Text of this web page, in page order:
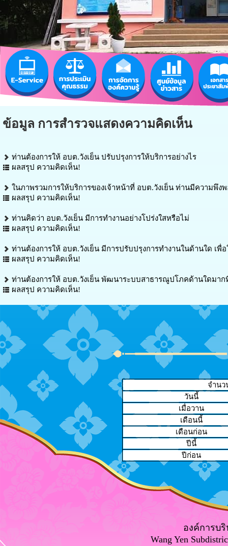
ข้อมูล การสำรวจแสดงความคิดเห็น
ท่านต้องการให้ อบต.วังเย็น ปรับปรุงการให้บริการอย่างไร
ผลสรุป ความคิดเห็น!
ในภาพรวมการให้บริการของเจ้าหน้าที่ อบต.วังเย็น ท่านมีความพึง
ผลสรุป ความคิดเห็น!
ท่านคิดว่า อบต.วังเย็น มีการทำงานอย่างโปร่งใสหรือไม่
ผลสรุป ความคิดเห็น!
ท่านต้องการให้ อบต.วังเย็น มีการปรับปรุงการทำงานในด้านใด เ
ผลสรุป ความคิดเห็น!
ท่านต้องการให้ อบต.วังเย็น พัฒนาระบบสาธารณูปโภคด้านใดมาก
ผลสรุป ความคิดเห็น!
จำนว
วันนี้
เมื่อวาน
เดือนนี้
เดือนก่อน
ปีนี้
ปีก่อน
องค์การบ
Wang Yen